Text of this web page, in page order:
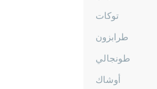
توكات
طرابزون
طونجالي
أوشاك